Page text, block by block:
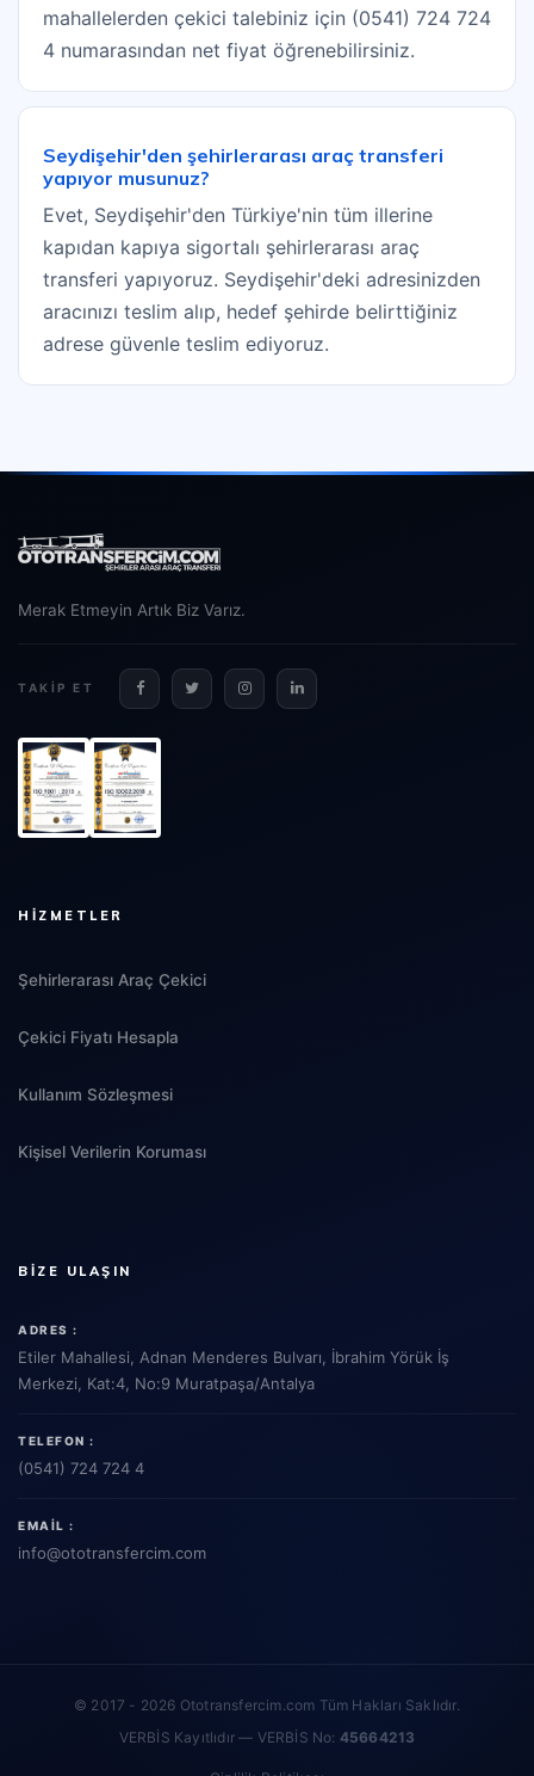
mahallelerden çekici talebiniz için (0541) 724 724
4 numarasından net fiyat öğrenebilirsiniz.
Seydişehir'den şehirlerarası araç transferi
yapıyor musunuz?
Evet, Seydişehir'den Türkiye'nin tüm illerine
kapıdan kapıya sigortalı şehirlerarası araç
transferi yapıyoruz. Seydişehir'deki adresinizden
aracınızı teslim alıp, hedef şehirde belirttiğiniz
adrese güvenle teslim ediyoruz.
Merak Etmeyin Artık Biz Varız.
TAKIP ET
HIZMETLER
Şehirlerarası Araç Çekici
Çekici Fiyatı Hesapla
Kullanım Sözleşmesi
Kişisel Verilerin Koruması
BIZE ULAŞIN
ADRES :
Etiler Mahallesi, Adnan Menderes Bulvarı, İbrahim Yörük İş
Merkezi, Kat:4, No:9 Muratpaşa/Antalya
TELEFON :
(0541) 724 724 4
EMAIL :
info@ototransfercim.com
© 2017 - 2026 Ototransfercim.com Tüm Hakları Saklıdır.
VERBİS Kayıtlıdır — VERBİS No: 45664213